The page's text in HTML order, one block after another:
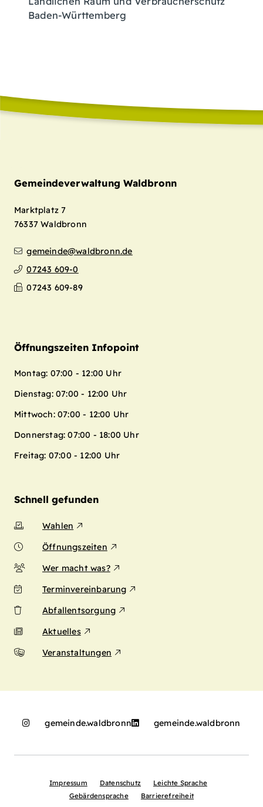
Baden-Württemberg
Gemeindeverwaltung Waldbronn
Marktplatz 7
76337 Waldbronn
gemeinde@waldbronn.de
07243 609-0
07243 609-89
Öffnungszeiten Infopoint
Montag: 07:00 - 12:00 Uhr
Dienstag: 07:00 - 12:00 Uhr
Mittwoch: 07:00 - 12:00 Uhr
Donnerstag: 07:00 - 18:00 Uhr
Freitag: 07:00 - 12:00 Uhr
Schnell gefunden
Wahlen
Öffnungszeiten
Wer macht was?
Terminvereinbarung
Abfallentsorgung
Aktuelles
Veranstaltungen
gemeinde.waldbronn gemeinde.waldbronn
Impressum Datenschutz
Leichte Sprache
Gebärdensprache
Barrierefreiheit